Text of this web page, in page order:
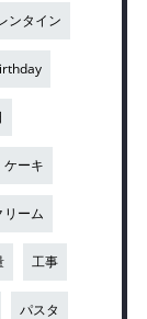
ンタイン
ケーキ
リーム
工事
パスタ